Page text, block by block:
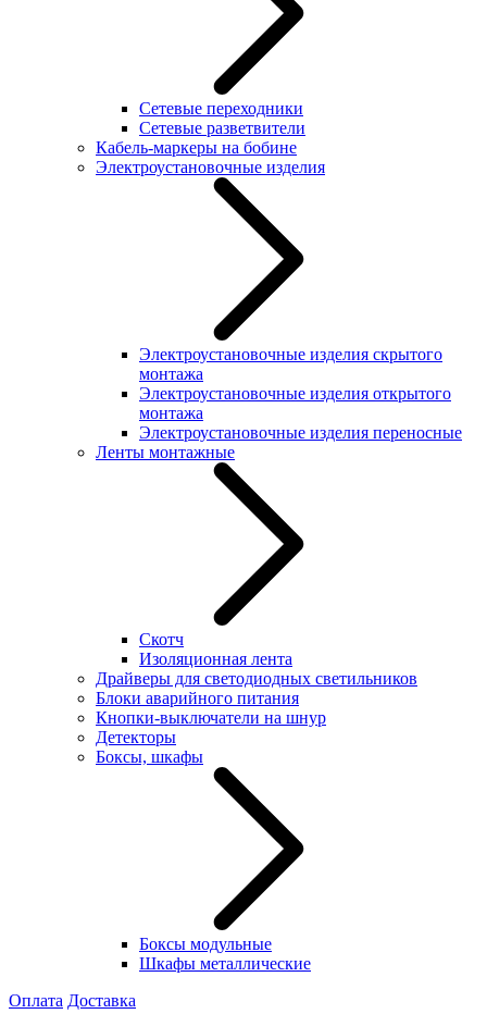
Сетевые переходники
Сетевые разветвители
Кабель-маркеры на бобине
Электроустановочные изделия
Электроустановочные изделия скрытого
монтажа
Электроустановочные изделия открытого
монтажа
Электроустановочные изделия переносные
Ленты монтажные
Скотч
Изоляционная лента
Драйверы для светодиодных светильников
Блоки аварийного питания
Кнопки-выключатели на шнур
Детекторы
Боксы, шкафы
Боксы модульные
Шкафы металлические
Оплата Доставка